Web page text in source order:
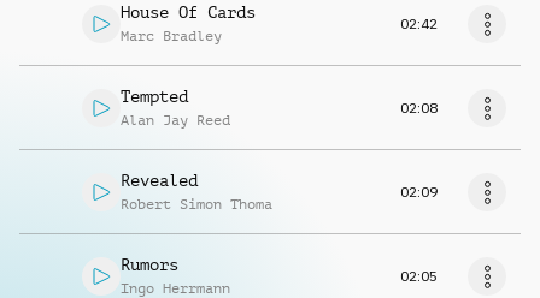
House Of Cards
Marc Bradley
02:42
Tempted
Alan Jay Reed
02:08
Revealed
Robert Simon Thoma
02:09
Rumors
Ingo Herrmann
02:05